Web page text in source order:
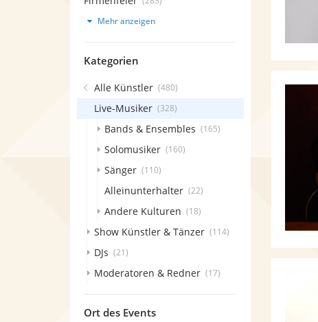
Mehr anzeigen
Kategorien
Alle Künstler (480)
Live-Musiker (328)
Bands & Ensembles (165)
Solomusiker (160)
Sänger (110)
Alleinunterhalter (22)
Andere Kulturen (18)
Show Künstler & Tänzer (114)
DJs (21)
Moderatoren & Redner (17)
Ort des Events